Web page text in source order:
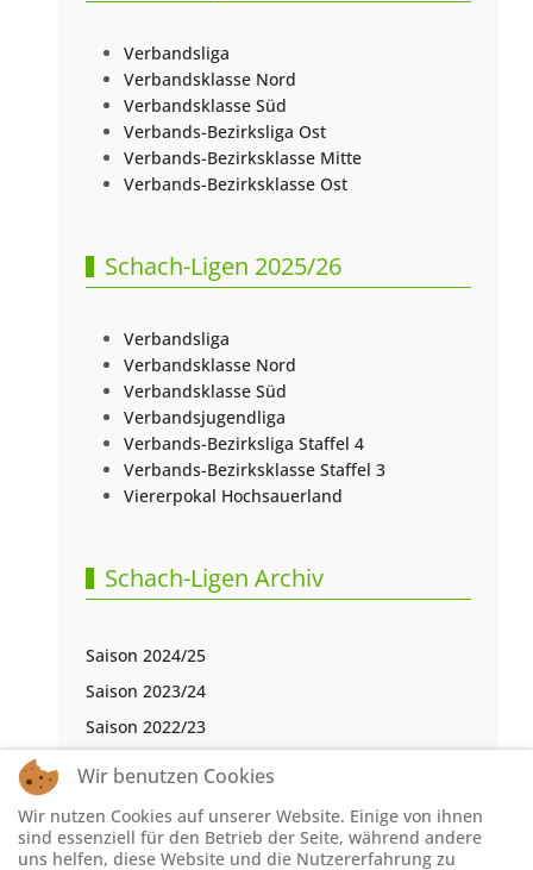
Verbandsliga
Verbandsklasse Nord
Verbandsklasse Süd
Verbands-Bezirksliga Ost
Verbands-Bezirksklasse Mitte
Verbands-Bezirksklasse Ost
Schach-Ligen 2025/26
Verbandsliga
Verbandsklasse Nord
Verbandsklasse Süd
Verbandsjugendliga
Verbands-Bezirksliga Staffel 4
Verbands-Bezirksklasse Staffel 3
Viererpokal Hochsauerland
Schach-Ligen Archiv
Saison 2024/25
Saison 2023/24
Saison 2022/23
Saison 2021/22
Saison 2019/20
Wir benutzen Cookies
Wir nutzen Cookies auf unserer Website. Einige von ihnen
sind essenziell für den Betrieb der Seite, während andere
uns helfen, diese Website und die Nutzererfahrung zu